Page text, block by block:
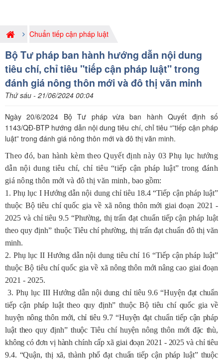
Chuẩn tiếp cận pháp luật
Bộ Tư pháp ban hành hướng dẫn nội dung
tiêu chí, chỉ tiêu "tiếp cận pháp luật" trong
đánh giá nông thôn mới và đô thị văn minh
Thứ sáu - 21/06/2024 00:04
Ngày 20/6/2024 Bộ Tư pháp vừa ban hành Quyết định số
1143/QĐ-BTP hướng dẫn nội dung tiêu chí, chỉ tiêu “”tiếp cận pháp
luật” trong đánh giá nông thôn mới và đô thị văn minh.
Theo đó, ban hành kèm theo Quyết định này 03 Phụ lục hướng
dẫn nội dung tiêu chí, chỉ tiêu “tiếp cận pháp luật” trong đánh
giá nông thôn mới và đô thị văn minh, bao gồm:
1. Phụ lục I Hướng dẫn nội dung chỉ tiêu 18.4 “Tiếp cận pháp luật”
thuộc Bộ tiêu chí quốc gia về xã nông thôn mới giai đoạn 2021 -
2025 và chỉ tiêu 9.5 “Phường, thị trấn đạt chuẩn tiếp cận pháp luật
theo quy định” thuộc Tiêu chí phường, thị trấn đạt chuẩn đô thị văn
minh.
2. Phụ lục II Hướng dẫn nội dung tiêu chí 16 “Tiếp cận pháp luật”
thuộc Bộ tiêu chí quốc gia về xã nông thôn mới nâng cao giai đoạn
2021 - 2025.
3. Phụ lục III Hướng dẫn nội dung chỉ tiêu 9.6 “Huyện đạt chuẩn
tiếp cận pháp luật theo quy định” thuộc Bộ tiêu chí quốc gia về
huyện nông thôn mới, chỉ tiêu 9.7 “Huyện đạt chuẩn tiếp cận pháp
luật theo quy định” thuộc Tiêu chí huyện nông thôn mới đặc thù,
không có đơn vị hành chính cấp xã giai đoạn 2021 - 2025 và chỉ tiêu
9.4. “Quận, thị xã, thành phố đạt chuẩn tiếp cận pháp luật” thuộc